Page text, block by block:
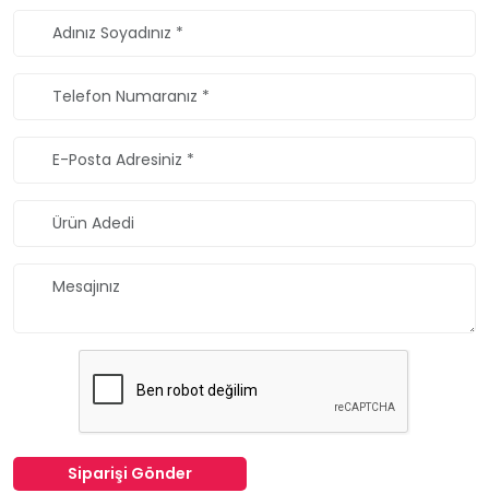
Siparişi Gönder